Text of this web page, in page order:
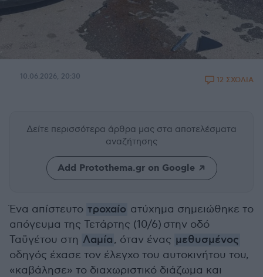
10.06.2026, 20:30 12 ΣΧΟΛΙΑ
Δείτε περισσότερα άρθρα μας στα αποτελέσματα
αναζήτησης
Add Protothema.gr on Google
Ένα απίστευτο τροχαίο ατύχημα σημειώθηκε το
απόγευμα της Τετάρτης (10/6) στην οδό
Ταϋγέτου στη Λαμία, όταν ένας μεθυσμένος
οδηγός έχασε τον έλεγχο του αυτοκινήτου του,
«καβάλησε» το διαχωριστικό διάζωμα και